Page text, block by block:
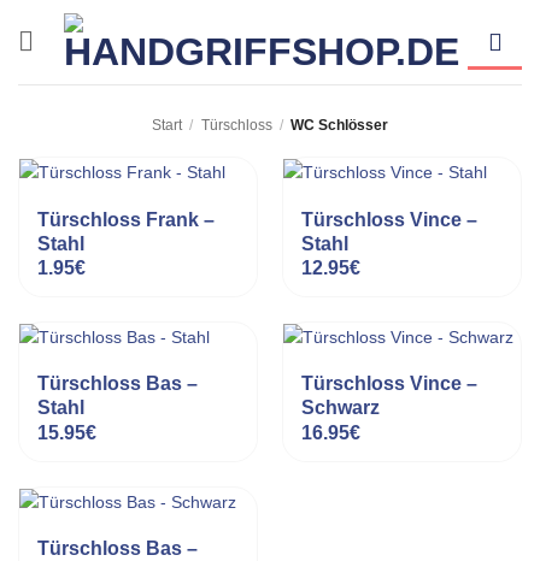
Start / Türschloss / WC Schlösser
Türschloss Frank –
Stahl
1.95€
Türschloss Vince –
Stahl
12.95€
Türschloss Bas –
Stahl
15.95€
Türschloss Vince –
Schwarz
16.95€
Türschloss Bas –